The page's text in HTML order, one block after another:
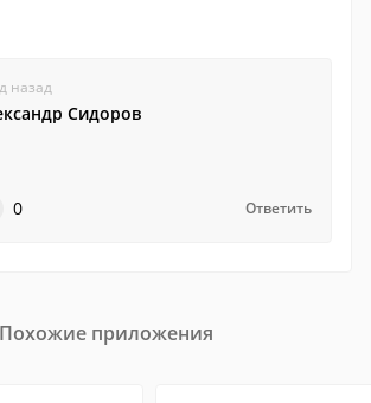
назад
Сидорoв
0 Ответить
Похожие приложения